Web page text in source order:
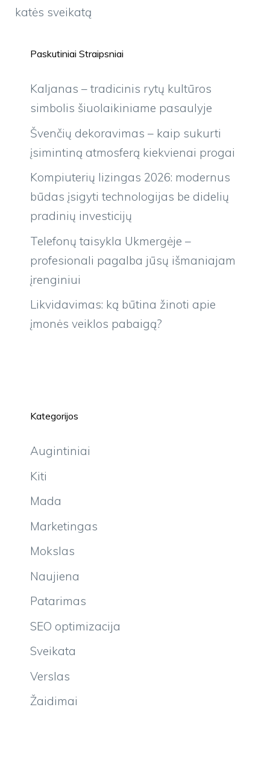
katės sveikatą
Paskutiniai Straipsniai
Kaljanas – tradicinis rytų kultūros
simbolis šiuolaikiniame pasaulyje
Švenčių dekoravimas – kaip sukurti
įsimintiną atmosferą kiekvienai progai
Kompiuterių lizingas 2026: modernus
būdas įsigyti technologijas be didelių
pradinių investicijų
Telefonų taisykla Ukmergėje –
profesionali pagalba jūsų išmaniajam
įrenginiui
Likvidavimas: ką būtina žinoti apie
įmonės veiklos pabaigą?
Kategorijos
Augintiniai
Kiti
Mada
Marketingas
Mokslas
Naujiena
Patarimas
SEO optimizacija
Sveikata
Verslas
Žaidimai